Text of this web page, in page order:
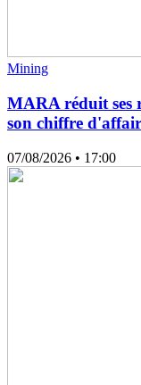
Mining
MARA réduit ses
son chiffre
07/08/2026 • 17:00